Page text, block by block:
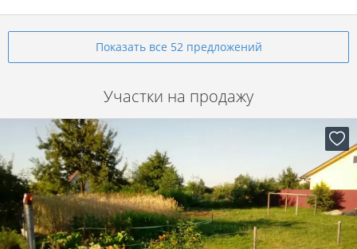
Показать все 52 предложений
Участки на продажу